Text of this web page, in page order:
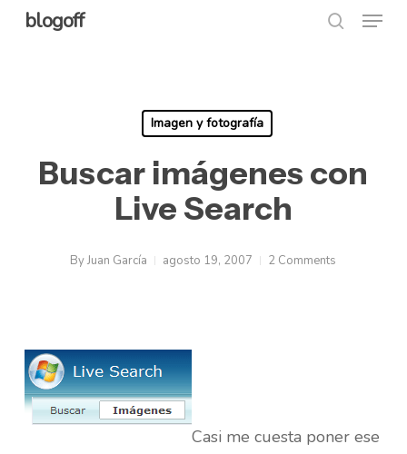
Skipblogoff Menu
Imagen y fotografía
Buscar imágenes con
Live Search
ByJuan García agosto 19, 2007 2 Comments
Casi me cuesta poner ese